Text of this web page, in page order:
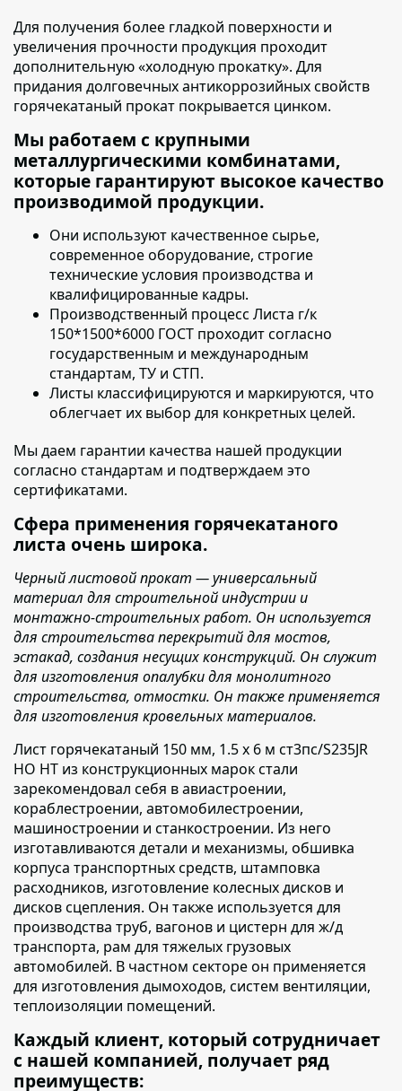
Для получения более гладкой поверхности и
увеличения прочности продукция проходит
дополнительную «холодную прокатку». Для
придания долговечных антикоррозийных свойств
горячекатаный прокат покрывается цинком.
Мы работаем с крупными
металлургическими комбинатами,
которые гарантируют высокое качество
производимой продукции.
Они используют качественное сырье,
современное оборудование, строгие
технические условия производства и
квалифицированные кадры.
Производственный процесс Листа г/к
150*1500*6000 ГОСТ проходит согласно
государственным и международным
стандартам, ТУ и СТП.
Листы классифицируются и маркируются, что
облегчает их выбор для конкретных целей.
Мы даем гарантии качества нашей продукции
согласно стандартам и подтверждаем это
сертификатами.
Сфера применения горячекатаного
листа очень широка.
Черный листовой прокат — универсальный
материал для строительной индустрии и
монтажно-строительных работ. Он используется
для строительства перекрытий для мостов,
эстакад, создания несущих конструкций. Он служит
для изготовления опалубки для монолитного
строительства, отмостки. Он также применяется
для изготовления кровельных материалов.
Лист горячекатаный 150 мм, 1.5 х 6 м ст3пс/S235JR
НО НТ из конструкционных марок стали
зарекомендовал себя в авиастроении,
кораблестроении, автомобилестроении,
машиностроении и станкостроении. Из него
изготавливаются детали и механизмы, обшивка
корпуса транспортных средств, штамповка
расходников, изготовление колесных дисков и
дисков сцепления. Он также используется для
производства труб, вагонов и цистерн для ж/д
транспорта, рам для тяжелых грузовых
автомобилей. В частном секторе он применяется
для изготовления дымоходов, систем вентиляции,
теплоизоляции помещений.
Каждый клиент, который сотрудничает
с нашей компанией, получает ряд
преимуществ: